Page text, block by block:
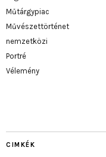
Műtárgypiac
Művészettörténet
nemzetközi
Portré
Vélemény
CIMKÉK